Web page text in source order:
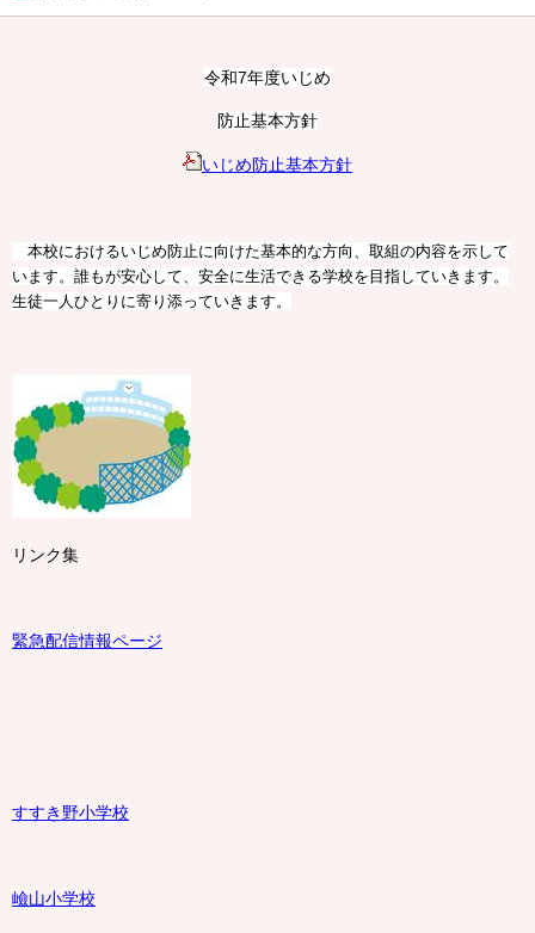
令和7年度いじめ
防止基本方針
いじめ防止基本方針
本校におけるいじめ防止に向けた基本的な方向、取組の内容を示して
います。誰もが安心して、安全に生活できる学校を目指していきます。
生徒一人ひとりに寄り添っていきます。
リンク集
緊急配信情報ページ
すすき野小学校
嶮山小学校